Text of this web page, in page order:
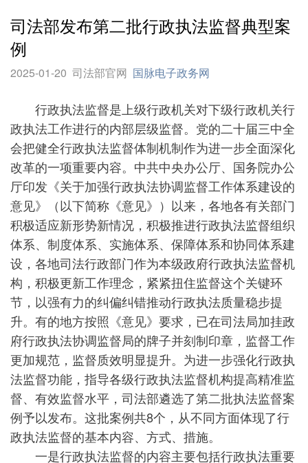
司法部发布第二批行政执法监督典型案
例
2025-01-20 司法部官网 国脉电子政务网
行政执法监督是上级行政机关对下级行政机关行
政执法工作进行的内部层级监督。党的二十届三中全
会把健全行政执法监督体制机制作为进一步全面深化
改革的一项重要内容。中共中央办公厅、国务院办公
厅印发《关于加强行政执法协调监督工作体系建设的
意见》（以下简称《意见》）以来，各地各有关部门
积极适应新形势新情况，积极推进行政执法监督组织
体系、制度体系、实施体系、保障体系和协同体系建
设，各地司法行政部门作为本级政府行政执法监督机
构，积极更新工作理念，紧紧扭住监督这个关键环
节，以强有力的纠偏纠错推动行政执法质量稳步提
升。有的地方按照《意见》要求，已在司法局加挂政
府行政执法协调监督局的牌子并刻制印章，监督工作
更加规范，监督质效明显提升。为进一步强化行政执
法监督功能，指导各级行政执法监督机构提高精准监
督、有效监督水平，司法部遴选了第二批执法监督案
例予以发布。这批案例共8个，从不同方面体现了行
政执法监督的基本内容、方式、措施。
一是行政执法监督的内容主要包括行政执法重要